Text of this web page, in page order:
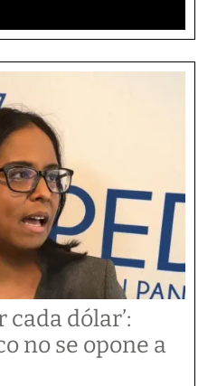
cada dólar’:
no se opone a